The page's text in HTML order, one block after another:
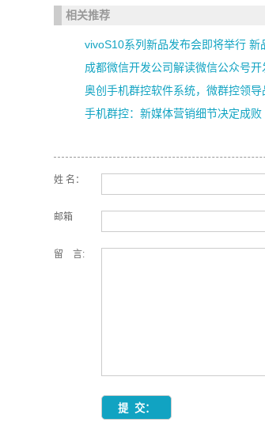
相关推荐
vivoS10系列新品发布会即将举行 新
成都微信开发公司解读微信公众号开
奥创手机群控软件系统，微群控领导
手机群控：新媒体营销细节决定成败
姓 名：
邮箱
留 言: